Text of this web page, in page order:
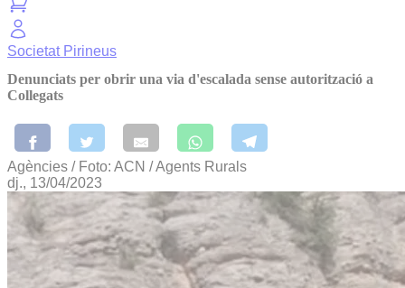
Societat Pirineus
Denunciats per obrir una via d'escalada sense autorització a
Collegats
Agències / Foto: ACN / Agents Rurals
dj., 13/04/2023